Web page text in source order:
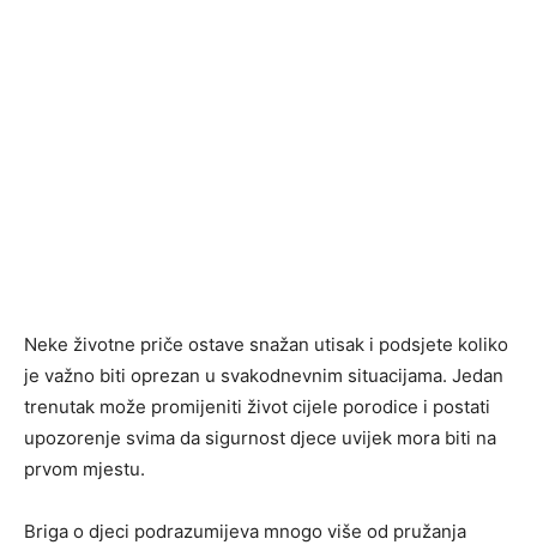
Neke životne priče ostave snažan utisak i podsjete koliko
je važno biti oprezan u svakodnevnim situacijama. Jedan
trenutak može promijeniti život cijele porodice i postati
upozorenje svima da sigurnost djece uvijek mora biti na
prvom mjestu.
Briga o djeci podrazumijeva mnogo više od pružanja